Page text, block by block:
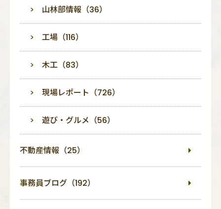
山林部情報（36）
工場（116）
木工（83）
現場レポート（726）
遊び・グルメ（56）
不動産情報（25）
事務員ブログ（192）